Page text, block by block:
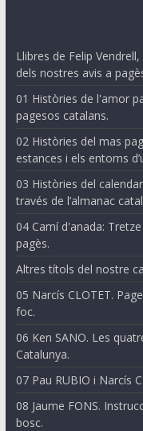
Llibres de Felip
dels nostres avis a
01 Històries de l'amor
pagesos catalans.
02 Històries del mas
estances i els entorns
03 Històries del
través de l’almanac
04 Camí d'anada:
pagès.
Altres títols del nostre
05 Narcís CLOTET.
foc.
06 Ken SANO. Les
Catalunya.
07 Pau RUBIO i Narcís
08 Jaume FONS.
bosc.